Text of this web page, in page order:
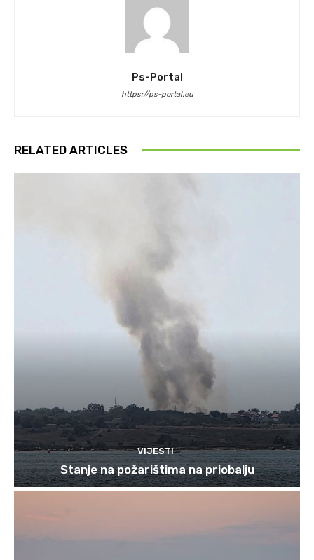
Ps-Portal
https://ps-portal.eu
RELATED ARTICLES
VIJESTI
Stanje na požarištima na priobalju